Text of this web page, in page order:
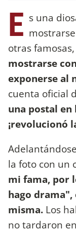
E s una
otras famosas,
mostrarse
exponerse al
cuenta oficial
una postal
¡revolucionó
la foto con un
mi fama, por
hago drama",
misma. Los
no tardaron